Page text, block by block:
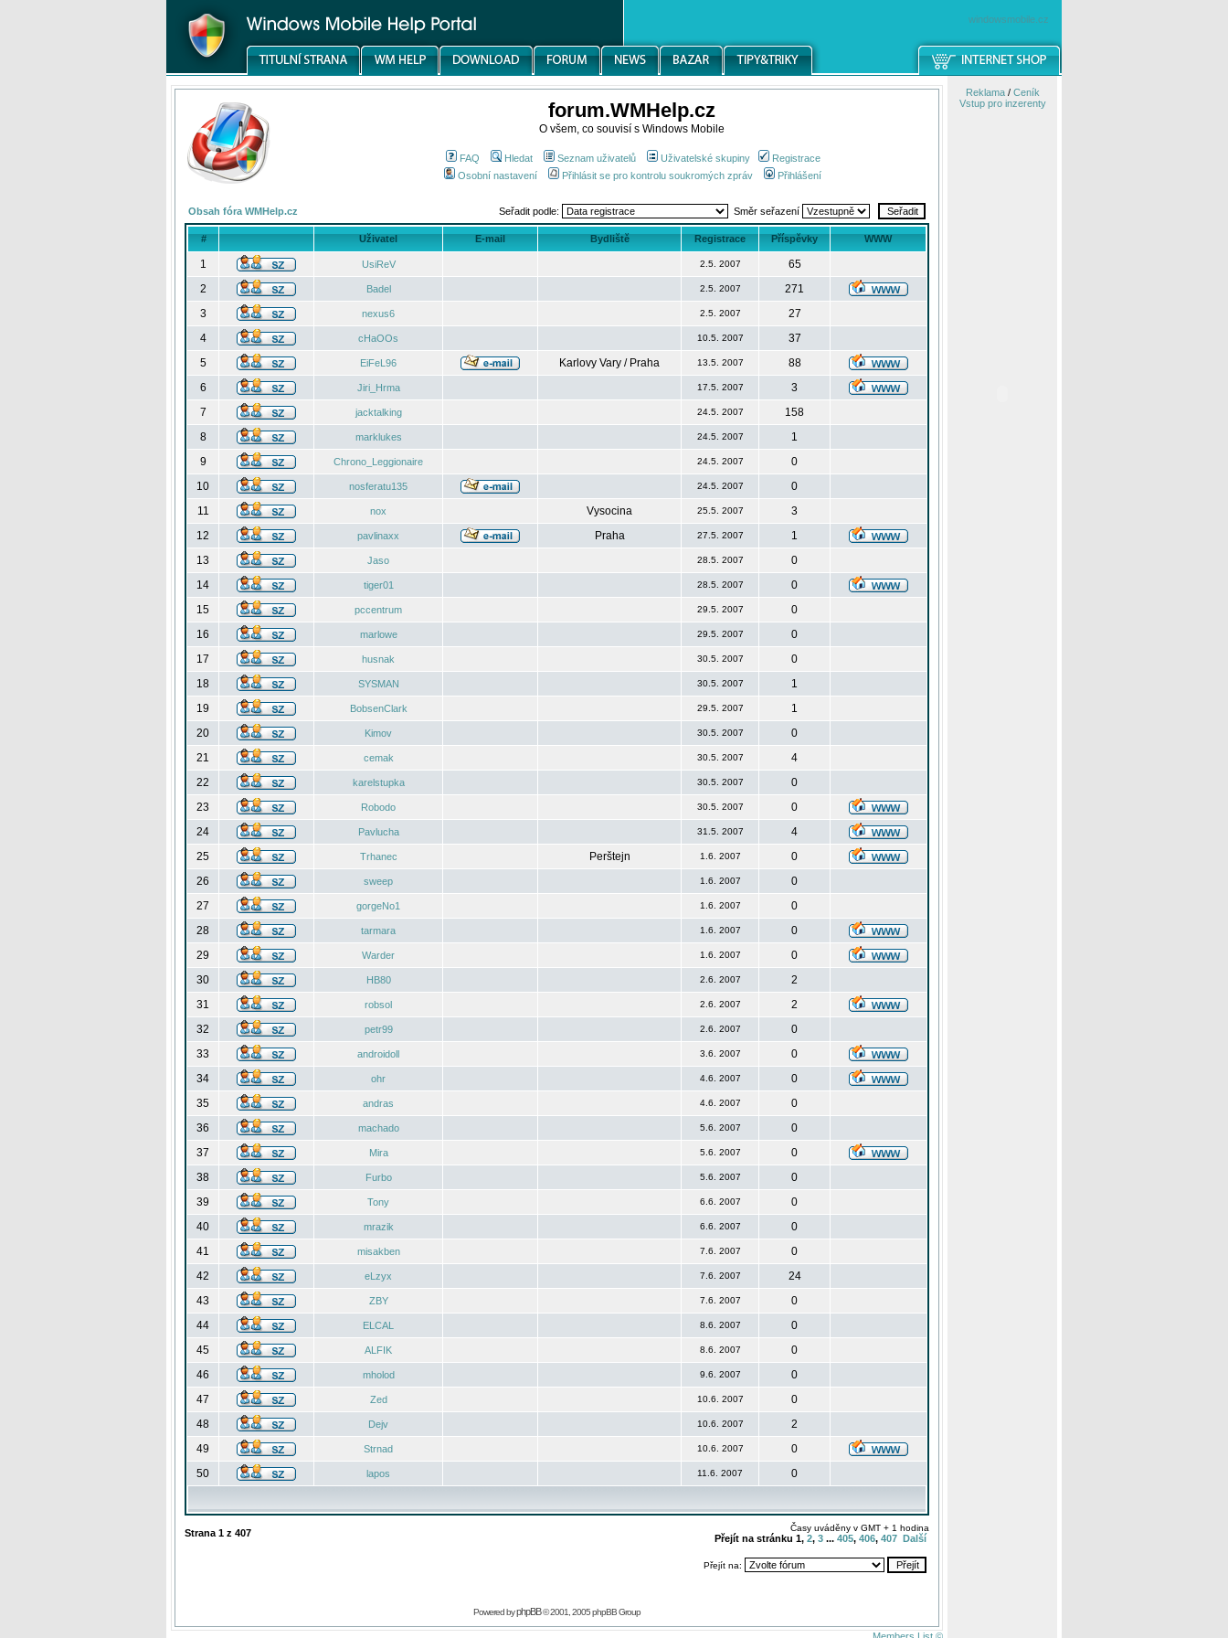
windowsmobile.cz
forum.WMHelp.cz
O všem, co souvisí s Windows Mobile
FAQ Hledat Seznam uživatelů Uživatelské skupiny
Registrace
Osobní nastavení
Přihlásit se pro kontrolu soukromých zpráv Přihlášení
Obsah fóra WMHelp.cz Seřadit podle: Směr seřazení
# Uživatel E-mail Bydliště Registrace Příspěvky WWW
1 UsiReV 2.5. 2007
65
2
Badel 2.5. 2007
271
3
nexus6 2.5. 2007
27
4
cHaOOs 10.5. 2007
37
5
EiFeL96 Karlovy Vary / Praha 13.5. 2007
88
6
Jiri_Hrma 17.5. 2007
3
7
jacktalking 24.5. 2007
158
8
marklukes 24.5. 2007
1
9
Chrono_Leggionaire 24.5. 2007
0
10
nosferatu135 24.5. 2007
0
11
nox Vysocina 25.5. 2007
3
12
pavlinaxx Praha 27.5. 2007
1
13
Jaso 28.5. 2007
0
14
tiger01 28.5. 2007
0
15
pccentrum 29.5. 2007
0
16
marlowe 29.5. 2007
0
17
husnak 30.5. 2007
0
18
SYSMAN 30.5. 2007
1
19
BobsenClark 29.5. 2007
1
20
Kimov 30.5. 2007
0
21
cemak 30.5. 2007
4
22
karelstupka 30.5. 2007
0
23
Robodo 30.5. 2007
0
24
Pavlucha 31.5. 2007
4
25
Trhanec Perštejn 1.6. 2007
0
26
sweep 1.6. 2007
0
27
gorgeNo1 1.6. 2007
0
28
tarmara 1.6. 2007
0
29
Warder 1.6. 2007
0
30
HB80 2.6. 2007
2
31
robsol 2.6. 2007
2
32
petr99 2.6. 2007
0
33
androidoll 3.6. 2007
0
34
ohr 4.6. 2007
0
35
andras 4.6. 2007
0
36
machado 5.6. 2007
0
37
Mira 5.6. 2007
0
38
Furbo 5.6. 2007
0
39
Tony 6.6. 2007
0
40
mrazik 6.6. 2007
0
41
misakben 7.6. 2007
0
42
eLzyx 7.6. 2007
24
43
ZBY 7.6. 2007
0
44
ELCAL 8.6. 2007
0
45
ALFIK 8.6. 2007
0
46
mholod 9.6. 2007
0
47
Zed 10.6. 2007
0
48
Dejv 10.6. 2007
2
49
Strnad 10.6. 2007
0
50
lapos 11.6. 2007 0
Strana 1 z 407 Časy uváděny v GMT + 1 hodina
Přejít na stránku 1, 2, 3 ... 405, 406, 407 Další
Přejít na:
Powered byphpBB© 2001, 2005 phpBB Group
Reklama/ Ceník
Vstup pro inzerenty